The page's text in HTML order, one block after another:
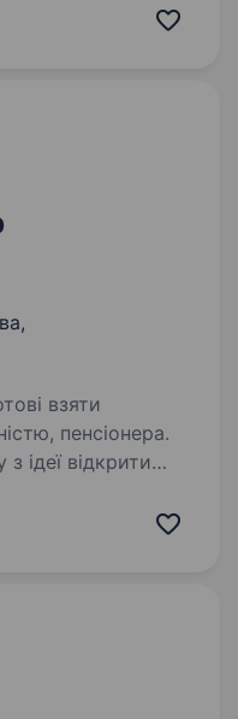
обл.
взяти
пенсіонера.
ідеї відкрити
враження. Зараз